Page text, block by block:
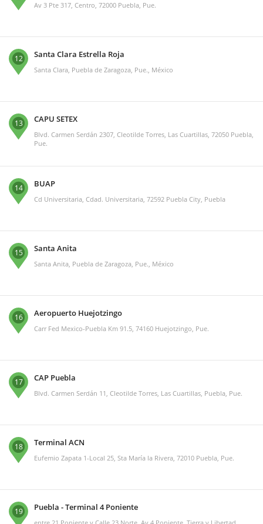
Av 3 Pte 317, Centro, 72000 Puebla, Pue.
12 Santa Clara Estrella Roja
Santa Clara, Puebla de Zaragoza, Pue., México
13 CAPU SETEX
Blvd. Carmen Serdán 2307, Cleotilde Torres, Las Cuartillas, 72050 Puebla,
Pue.
14 BUAP
Cd Universitaria, Cdad. Universitaria, 72592 Puebla City, Puebla
15 Santa Anita
Santa Anita, Puebla de Zaragoza, Pue., México
16 Aeropuerto Huejotzingo
Carr Fed Mexico-Puebla Km 91.5, 74160 Huejotzingo, Pue.
17 CAP Puebla
Blvd. Carmen Serdán 11, Cleotilde Torres, Las Cuartillas, Puebla, Pue.
18 Terminal ACN
Eufemio Zapata 1-Local 25, Sta María la Rivera, 72010 Puebla, Pue.
19 Puebla - Terminal 4 Poniente